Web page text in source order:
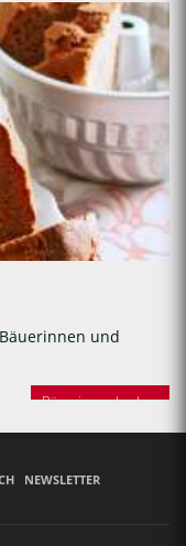
und
Bäuerinnen backen
NEWSLETTER